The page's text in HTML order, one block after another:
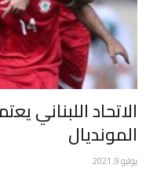
الاتحاد اللبناني
المونديال
يوليو 9, 2021